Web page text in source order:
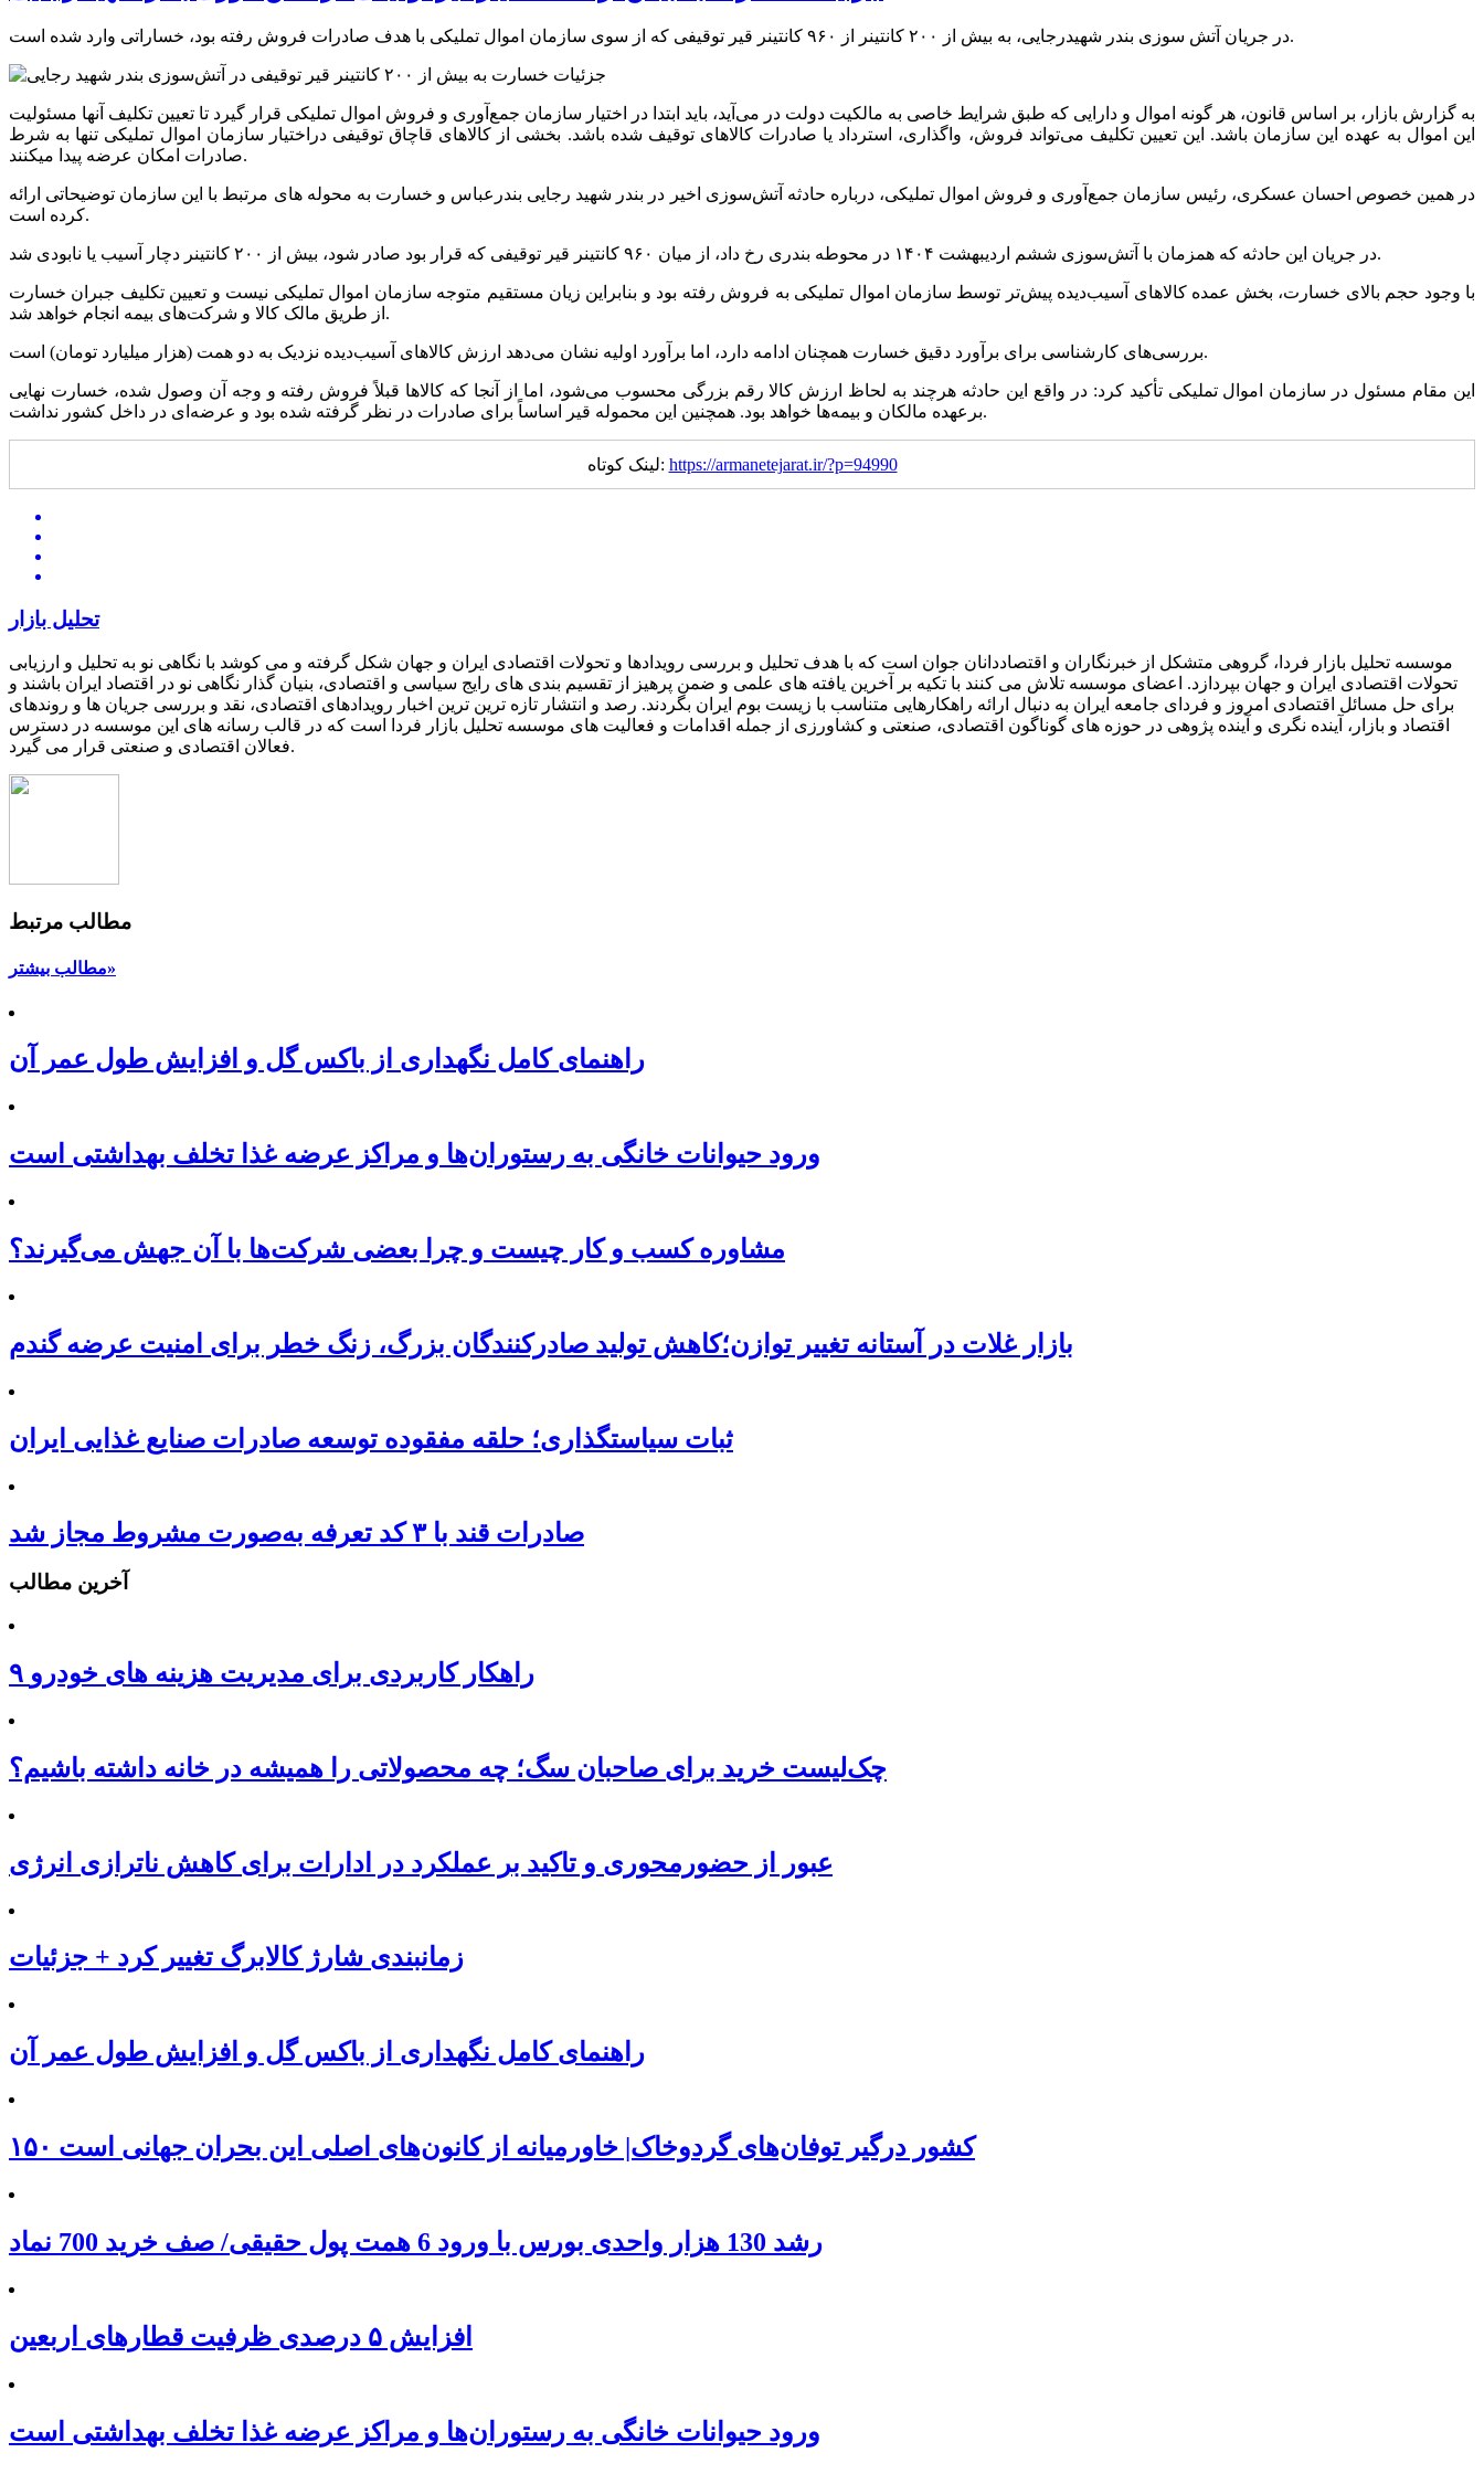
در جریان آتش سوزی بندر شهیدرجایی،‌ به بیش از ۲۰۰ کانتینر از ۹۶۰ کانتینر قیر توقیفی که از سوی سازمان اموال تملیکی با هدف صادرات فروش رفته بود،‌ خساراتی وارد شده است.
به گزارش بازار، بر اساس قانون، هر گونه اموال و دارایی که طبق شرایط خاصی به مالکیت دولت در می‌آید، باید ابتدا در اختیار سازمان جمع‌آوری و فروش اموال تملیکی قرار گیرد تا تعیین تکلیف آنها مسئولیت
این اموال به عهده این سازمان باشد. این تعیین تکلیف می‌تواند فروش، واگذاری، استرداد یا صادرات کالاهای توقیف شده باشد. بخشی از کالاهای قاچاق توقیفی دراختیار سازمان اموال تملیکی تنها به شرط
صادرات امکان عرضه پیدا میکنند.
در همین خصوص احسان عسکری، رئیس سازمان جمع‌آوری و فروش اموال تملیکی، درباره حادثه آتش‌سوزی اخیر در بندر شهید رجایی بندرعباس و خسارت به محوله های مرتبط با این سازمان توضیحاتی ارائه
کرده است.
در جریان این حادثه که همزمان با آتش‌سوزی ششم اردیبهشت ۱۴۰۴ در محوطه بندری رخ داد، از میان ۹۶۰ کانتینر قیر توقیفی که قرار بود صادر شود، بیش از ۲۰۰ کانتینر دچار آسیب یا نابودی شد.
با وجود حجم بالای خسارت، بخش عمده کالاهای آسیب‌دیده پیش‌تر توسط سازمان اموال تملیکی به فروش رفته بود و بنابراین زیان مستقیم متوجه سازمان اموال تملیکی نیست و تعیین تکلیف جبران خسارت
از طریق مالک کالا و شرکت‌های بیمه انجام خواهد شد.
بررسی‌های کارشناسی برای برآورد دقیق خسارت همچنان ادامه دارد، اما برآورد اولیه نشان می‌دهد ارزش کالاهای آسیب‌دیده نزدیک به دو همت (هزار میلیارد تومان) است.
این مقام مسئول در سازمان اموال تملیکی تأکید کرد: در واقع این حادثه هرچند به لحاظ ارزش کالا رقم بزرگی محسوب می‌شود، اما از آنجا که کالاها قبلاً فروش رفته و وجه آن وصول شده، خسارت نهایی
برعهده مالکان و بیمه‌ها خواهد بود. همچنین این محموله قیر اساساً برای صادرات در نظر گرفته شده بود و عرضه‌ای در داخل کشور نداشت.
لینک کوتاه: https://armanetejarat.ir/?p=94990
تحلیل بازار
موسسه تحلیل بازار فردا، گروهی متشکل از خبرنگاران و اقتصاددانان جوان است که با هدف تحلیل و بررسی رویدادها و تحولات اقتصادی ایران و جهان شکل گرفته و می کوشد با نگاهی نو به تحلیل و ارزیابی
تحولات اقتصادی ایران و جهان بپردازد. اعضای موسسه تلاش می کنند با تکیه بر آخرین یافته های علمی و ضمن پرهیز از تقسیم بندی های رایج سیاسی و اقتصادی، بنیان گذار نگاهی نو در اقتصاد ایران باشند و
برای حل مسائل اقتصادی امروز و فردای جامعه ایران به دنبال ارائه راهکارهایی متناسب با زیست بوم ایران بگردند. رصد و انتشار تازه ترین ترین اخبار رویدادهای اقتصادی، نقد و بررسی جریان ها و روندهای
اقتصاد و بازار، آینده نگری و آینده پژوهی در حوزه های گوناگون اقتصادی، صنعتی و کشاورزی از جمله اقدامات و فعالیت های موسسه تحلیل بازار فردا است که در قالب رسانه های این موسسه در دسترس
فعالان اقتصادی و صنعتی قرار می گیرد.
مطالب مرتبط
مطالب بیشتر»
راهنمای کامل نگهداری از باکس گل و افزایش طول عمر آن
ورود حیوانات خانگی به رستوران‌ها و مراکز عرضه غذا تخلف بهداشتی است
مشاوره کسب و کار چیست و چرا بعضی شرکت‌ها با آن جهش می‌گیرند؟
بازار غلات در آستانه تغییر توازن؛کاهش تولید صادرکنندگان بزرگ، زنگ خطر برای امنیت عرضه گندم
ثبات سیاستگذاری؛ حلقه مفقوده توسعه صادرات صنایع غذایی ایران
صادرات قند با ۳ کد تعرفه به‌صورت مشروط مجاز شد
آخرین مطالب
۹ راهکار کاربردی برای مدیریت هزینه های خودرو
چک‌لیست خرید برای صاحبان سگ؛ چه محصولاتی را همیشه در خانه داشته باشیم؟
عبور از حضورمحوری و تاکید بر عملکرد در ادارات برای کاهش ناترازی انرژی
زمانبندی شارژ کالابرگ تغییر کرد + جزئیات
راهنمای کامل نگهداری از باکس گل و افزایش طول عمر آن
۱۵۰ کشور درگیر توفان‌های گردوخاک| خاورمیانه از کانون‌های اصلی این بحران جهانی است
رشد 130 هزار واحدی بورس با ورود 6 همت پول حقیقی/ صف خرید 700 نماد
افزایش ۵ درصدی ظرفیت قطارهای اربعین
ورود حیوانات خانگی به رستوران‌ها و مراکز عرضه غذا تخلف بهداشتی است